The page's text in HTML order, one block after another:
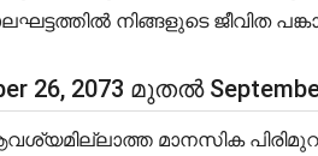
നിങ്ങളുടെ ജീവിത
2073 മുതൽ
മാനസിക